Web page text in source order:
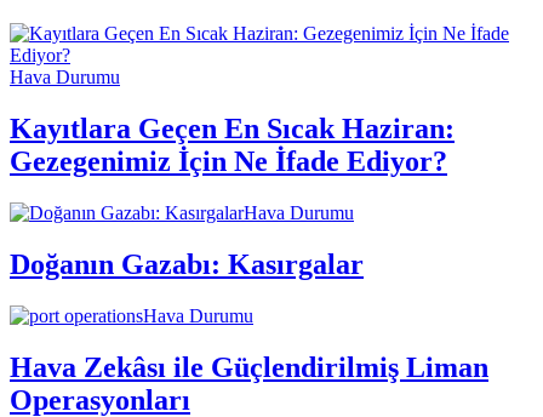
Hava Durumu
Kayıtlara Geçen En Sıcak Haziran:
Gezegenimiz İçin Ne İfade Ediyor?
Hava Durumu
Doğanın Gazabı: Kasırgalar
Hava Durumu
Hava Zekâsı ile Güçlendirilmiş Liman
Operasyonları